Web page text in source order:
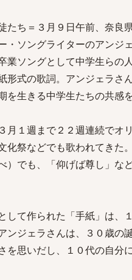
たち＝３月９日午前、奈良
ソングライターのアンジ
業ソングとして中学生らの
形式の歌詞。アンジェラさ
生きる中学生たちの共感
１週まで２２週連続でオ
化祭などでも歌われてきた
）でも、「仰げば尊し」な
て作られた「手紙」は、
ンジェラさんは、３０歳の
を思いだし、１０代の自分